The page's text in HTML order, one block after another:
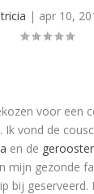
| apr 10,
voor een
Ik vond de
en de
mijn gezonde
bij geserveerd.